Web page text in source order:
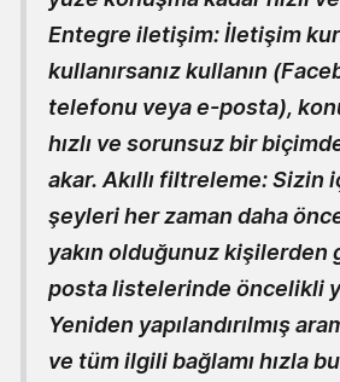
Entegre iletişim:İletişim
kullanırsanız kullanın
telefonu veya e-posta),
hızlı ve sorunsuz bir
akar. Akıllı filtreleme:Sizin
şeyleri her zaman daha
yakın olduğunuz kişilerden
posta listelerinde öncelikli
Yeniden yapılandırılmış
ve tüm ilgili bağlamı hızla